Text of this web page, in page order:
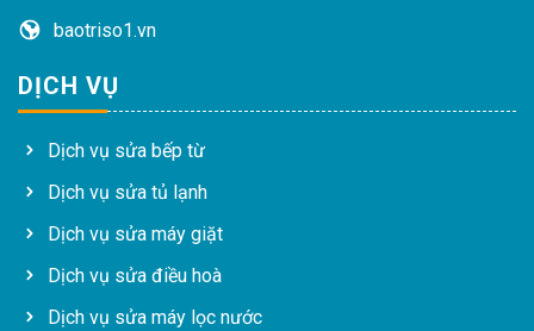
baotriso1.vn
DỊCH VỤ
Dịch vụ sửa bếp từ
Dịch vụ sửa tủ lạnh
Dịch vụ sửa máy giặt
Dịch vụ sửa điều hoà
Dịch vụ sửa máy lọc nước